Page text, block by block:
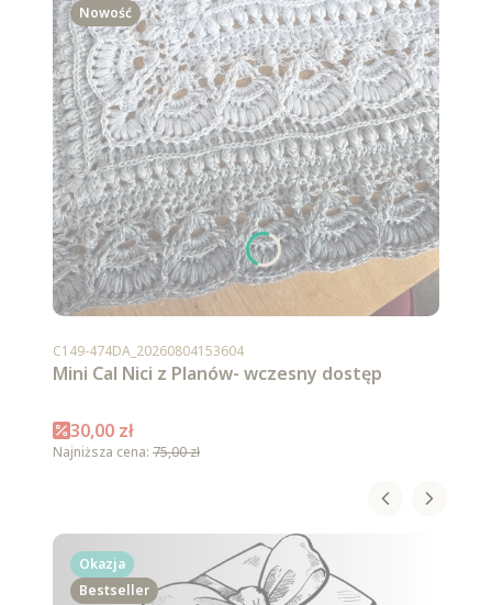
Nowość
Kod produktu
C149-474DA_20260804153604
Mini Cal Nici z Planów- wczesny dostęp
Cena promocyjna
30,00 zł
Najniższa cena: 75,00 zł
Okazja
Bestseller